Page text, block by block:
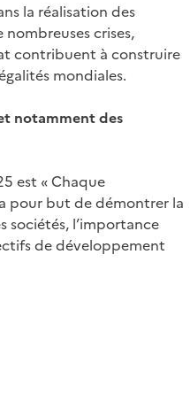
la réalisation des
crises,
contribuent à construire
mondiales.
notamment des
est « Chaque
pour but de démontrer la
l’importance
de développement